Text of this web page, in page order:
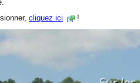
cliquez ici !